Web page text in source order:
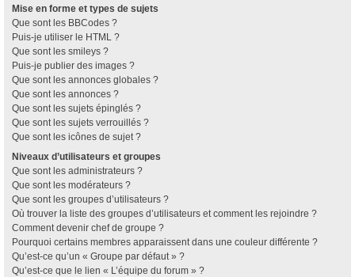
Mise en forme et types de sujets
Que sont les BBCodes ?
Puis-je utiliser le HTML ?
Que sont les smileys ?
Puis-je publier des images ?
Que sont les annonces globales ?
Que sont les annonces ?
Que sont les sujets épinglés ?
Que sont les sujets verrouillés ?
Que sont les icônes de sujet ?
Niveaux d’utilisateurs et groupes
Que sont les administrateurs ?
Que sont les modérateurs ?
Que sont les groupes d’utilisateurs ?
Où trouver la liste des groupes d’utilisateurs et comment les rejoindre ?
Comment devenir chef de groupe ?
Pourquoi certains membres apparaissent dans une couleur différente ?
Qu’est-ce qu’un « Groupe par défaut » ?
Qu’est-ce que le lien « L’équipe du forum » ?